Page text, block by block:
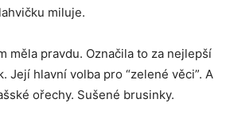
miluje.
měla pravdu. Označila to za nejlepší
Její hlavní volba pro “zelené věci”. A
ořechy. Sušené brusinky.